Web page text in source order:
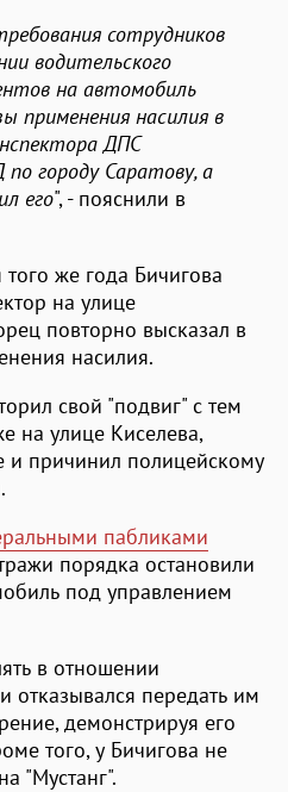
сотрудников
водительского
на автомобиль
применения насилия в
ДПС
городу Саратову, а
его", - пояснили в
же года Бичигова
на улице
повторно высказал в
насилия.
свой "подвиг" с тем
на улице Киселева,
и причинил полицейскому
пабликами
порядка остановили
под управлением
в отношении
отказывался передать им
демонстрируя его
того, у Бичигова не
"Мустанг".